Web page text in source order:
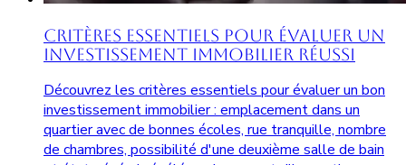
Critères Essentiels pour Évaluer un
Investissement Immobilier Réussi
Découvrez les critères essentiels pour évaluer un bon
investissement immobilier : emplacement dans un
quartier avec de bonnes écoles, rue tranquille, nombre
de chambres, possibilité d'une deuxième salle de bain